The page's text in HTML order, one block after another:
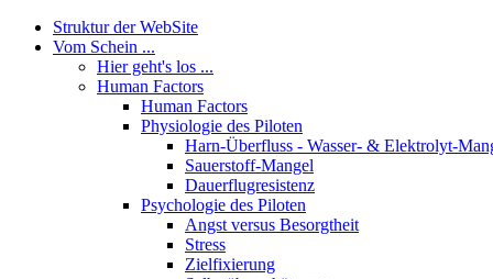
Struktur der WebSite
Vom Schein ...
Hier geht's los ...
Human Factors
Human Factors
Physiologie des Piloten
Harn-Überfluss - Wasser- & Elektrolyt-
Sauerstoff-Mangel
Dauerflugresistenz
Psychologie des Piloten
Angst versus Besorgtheit
Stress
Zielfixierung